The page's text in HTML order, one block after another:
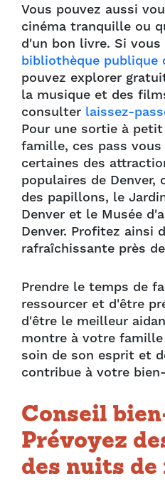
Vous pouvez aussi
cinéma tranquille ou
d'un bon livre. Si vous
bibliothèque publique
pouvez explorer
la musique et des
consulter laissez-
Pour une sortie à
famille, ces pass
certaines des
populaires de Denver,
des papillons, le
Denver et le Musée
Denver. Profitez ainsi
rafraîchissante près
Prendre le temps de
ressourcer et d'être
d'être le meilleur
montre à votre
soin de son esprit et
contribue à votre
Conseil
Prévoyez
des nuits de